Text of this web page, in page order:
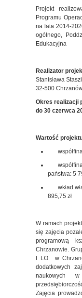
Projekt
Programu
na lata 2014-
ogólnego,
Edukacyjna
Realizator
Stanisława
32-500
Okres realizacji
do 30 czerwca
Wartość
państwa: 5
wkład
895,75 zł
W ramach
się zajęcia
programową
Chrzanowie.
I LO w
dodatkowych
naukowych w
Zajęcia